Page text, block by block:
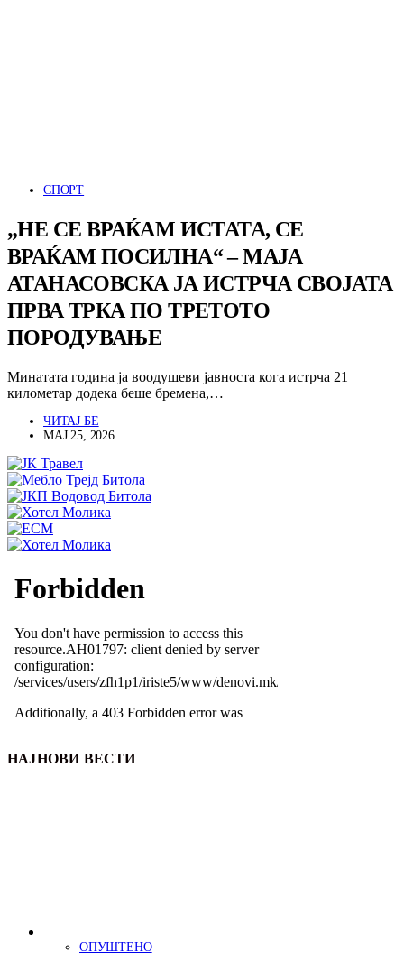
СПОРТ
„НЕ СЕ ВРАЌАМ ИСТАТА, СЕ
ВРАЌАМ ПОСИЛНА“ – МАЈА
АТАНАСОВСКА ЈА ИСТРЧА СВОЈАТА
ПРВА ТРКА ПО ТРЕТОТО
ПОРОДУВАЊЕ
Минатата година ја воодушеви јавноста кога истрча 21
километар додека беше бремена,…
ЧИТАЈ БЕ
МАЈ 25, 2026
НАЈНОВИ ВЕСТИ
ОПУШТЕНО